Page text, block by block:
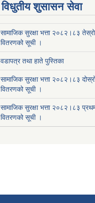
विधुतीय शुसासन सेवा
सामाजिक सुरक्षा भत्ता २०८२।८३
वितरणको सूची ।
वडापत्र तथा हाते पुस्तिका
सामाजिक सुरक्षा भत्ता २०८२।८३
वितरणको सूची ।
सामाजिक सुरक्षा भत्ता २०८२।८३
वितरणको सूची ।